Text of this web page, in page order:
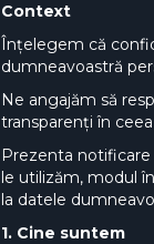
Context
Înțelegem că
dumneavoastră
Ne angajăm să
transparenți în
Prezenta
le utilizăm, modul
la datele
1. Cine suntem